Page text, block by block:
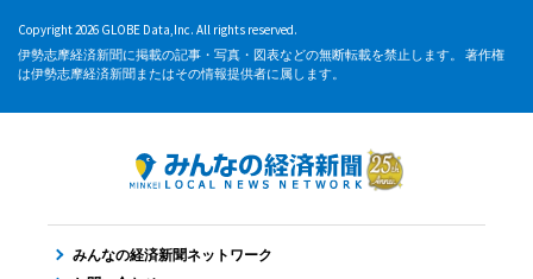
Copyright 2026 GLOBE Data,Inc. All rights reserved.
伊勢志摩経済新聞に掲載の記事・写真・図表などの無断転載を禁止します。 著作権
は伊勢志摩経済新聞またはその情報提供者に属します。
みんなの経済新聞ネットワーク